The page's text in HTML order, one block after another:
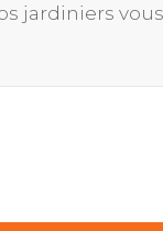
jardiniers